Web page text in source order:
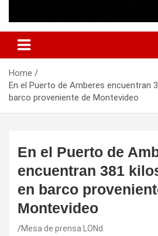
Home
En el Puerto de Amberes encuentran
barco proveniente de Montevideo
En el Puerto de
encuentran 381
en barco
Montevideo
Mesa de prensa LONd.